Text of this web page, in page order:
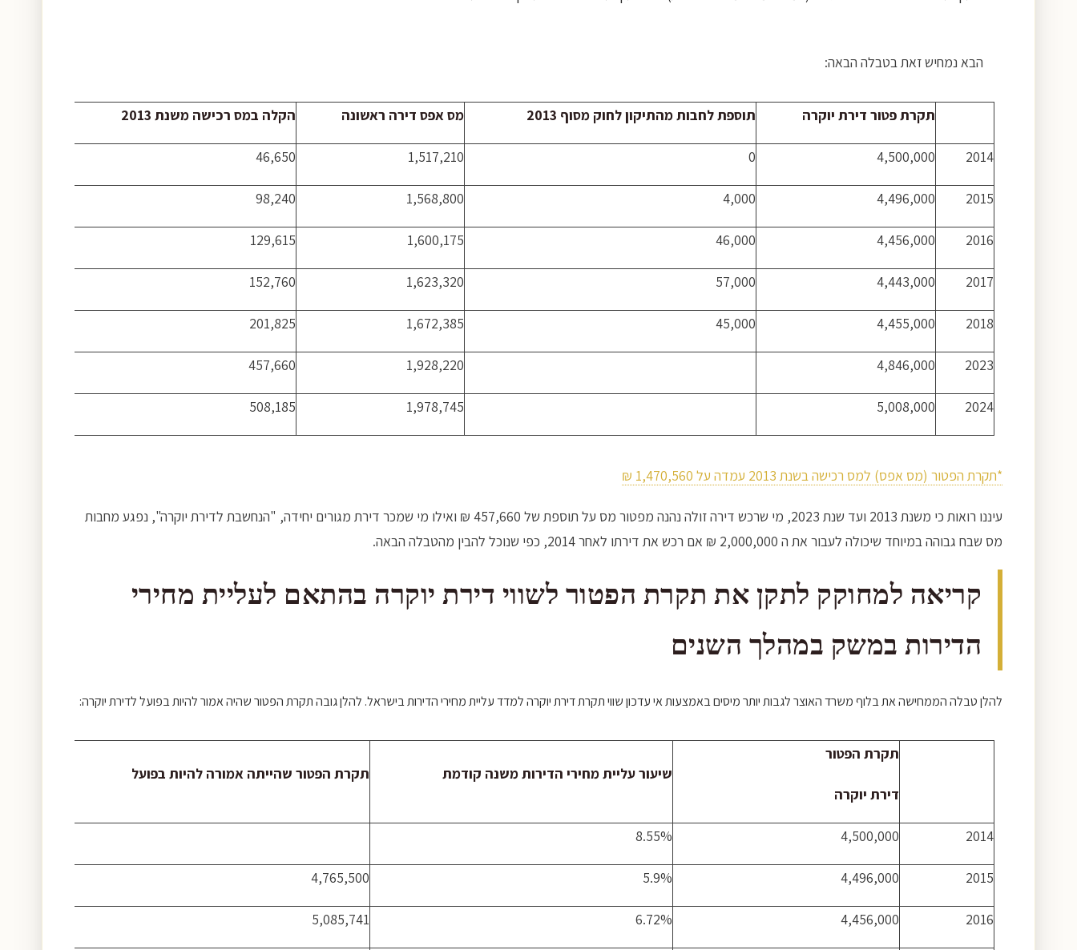
הבא נמחיש זאת בטבלה הבאה:
תקרת פטור דירת יוקרה תוספת לחבות מהתיקון לחוק מסוף 2013 מס אפס דירה ראשונה הקלה במס רכישה משנת 2013
2014
4,500,000
0
1,517,210
46,650
2015
4,496,000
4,000
1,568,800
98,240
2016
4,456,000
46,000
1,600,175
129,615
2017
4,443,000
57,000
1,623,320
152,760
2018
4,455,000
45,000
1,672,385
201,825
2023
4,846,000
1,928,220
457,660
2024
5,008,000
1,978,745
508,185
*תקרת הפטור (מס אפס) למס רכישה בשנת 2013 עמדה על 1,470,560 ₪
עיננו רואות כי משנת 2013 ועד שנת 2023, מי שרכש דירה זולה נהנה מפטור מס על תוספת של 457,660 ₪ ואילו מי שמכר דירת מגורים יחידה, "הנחשבת לדירת יוקרה", נפגע מחבות
מס שבח גבוהה במיוחד שיכולה לעבור את ה 2,000,000 ₪ אם רכש את דירתו לאחר 2014, כפי שנוכל להבין מהטבלה הבאה.
קריאה למחוקק לתקן את תקרת הפטור לשווי דירת יוקרה בהתאם לעליית מחירי
הדירות במשק במהלך השנים
להלן טבלה הממחישה את בלוף משרד האוצר לגבות יותר מיסים באמצעות אי עדכון שווי תקרת דירת יוקרה למדד עליית מחירי הדירות בישראל. להלן גובה תקרת הפטור שהיה אמור להיות בפועל לדירת יוקרה:
תקרת הפטור
דירת יוקרה
שיעור עליית מחירי הדירות משנה קודמת תקרת הפטור שהייתה אמורה להיות בפועל
2014
4,500,000
8.55%
2015
4,496,000
5.9%
4,765,500
2016
4,456,000
6.72%
5,085,741